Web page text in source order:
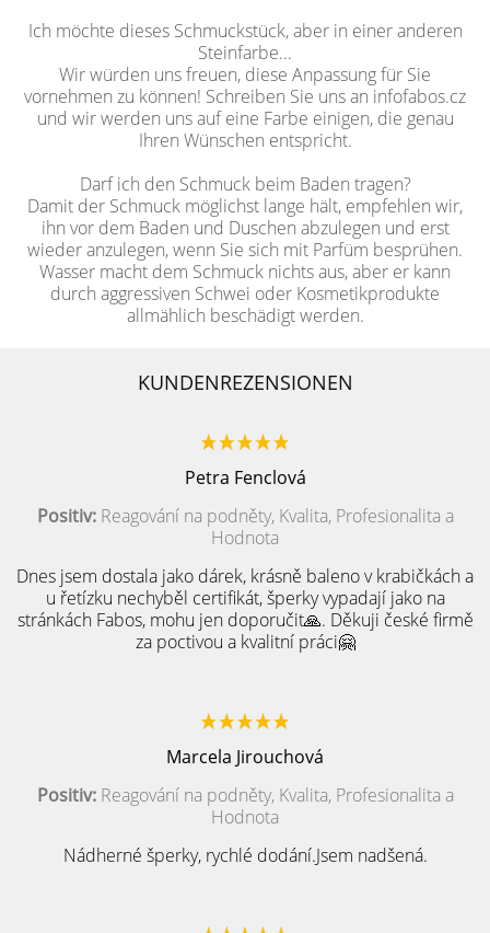
Ich möchte dieses Schmuckstück, aber in einer anderen
Steinfarbe...
Wir würden uns freuen, diese Anpassung für Sie
vornehmen zu können! Schreiben Sie uns an infofabos.cz
und wir werden uns auf eine Farbe einigen, die genau
Ihren Wünschen entspricht.
Darf ich den Schmuck beim Baden tragen?
Damit der Schmuck möglichst lange hält, empfehlen wir,
ihn vor dem Baden und Duschen abzulegen und erst
wieder anzulegen, wenn Sie sich mit Parfüm besprühen.
Wasser macht dem Schmuck nichts aus, aber er kann
durch aggressiven Schwei oder Kosmetikprodukte
allmählich beschädigt werden.
KUNDENREZENSIONEN
Petra Fenclová
Positiv:Reagování na podněty, Kvalita, Profesionalita a
Hodnota
Dnes jsem dostala jako dárek, krásně baleno v krabičkách a
u řetízku nechyběl certifikát, šperky vypadají jako na
stránkách Fabos, mohu jen doporučit🙏. Děkuji české firmě
za poctivou a kvalitní práci🤗
Marcela Jirouchová
Positiv:Reagování na podněty, Kvalita, Profesionalita a
Hodnota
Nádherné šperky, rychlé dodání.Jsem nadšená.